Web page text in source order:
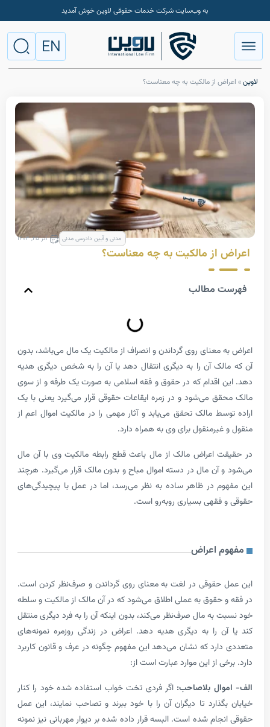
به وب‌سایت شرکت خدمات حقوقی لاوین خوش آمدید
از مالکیت به چه معناست؟
مدنی و آیین دادرسی مدنی آذر ۲۵, ۱۴۰۳
از مالکیت به چه معناست؟
مطالب
معنای روی گرداندن و انصراف از مالکیت یک مال می‌باشد، بدون
آن را به دیگری انتقال دهد یا آن را به شخص دیگری هدیه
اقدام که در حقوق و فقه اسلامی به صورت یک طرفه و از سوی
می‌شود و در زمره ایقاعات حقوقی قرار می‌گیرد یعنی با یک
مالک تحقق می‌یابد و آثار مهمی را در مالکیت اموال اعم از
برای وی به همراه دارد.
اعراض مالک از مال باعث قطع رابطه مالکیت وی با آن مال
مال در دسته اموال مباح و بدون مالک قرار می‌گیرد. هرچند
در ظاهر ساده به نظر می‌رسد، اما در عمل با پیچیدگی‌های
فقهی بسیاری روبه‌رو است.
اعراض
حقوقی در لغت به معنای روی گرداندن و صرف‌‌نظر کردن است.
حقوق به عملی اطلاق می‌شود که در آن مالک از مالکیت و سلطه
به مال صرف‌نظر می‌کند، بدون اینکه آن را به فرد دیگری منتقل
را به دیگری هدیه دهد. اعراض در زندگی روزمره نمونه‌های
که نشان می‌دهد این مفهوم چگونه در عرف و قانون کاربرد
از این موارد عبارت است از:
بلاصاحب:اگر فردی تخت خواب استفاده شده خود را کنار
تا دیگران آن را با خود ببرند و تصاحب نمایند، این عمل
شده است. البسه قرار داده شده بر دیوار مهربانی نیز نمونه